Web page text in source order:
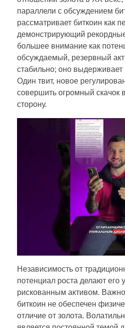
параллели с обсуждением
рассматривает биткоин как
демонстрирующий
большее внимание как
обсуждаемый, резервный
стабильно; оно выдерживает
Один твит, новое
совершить огромный скачок
сторону.
Независимость от
потенциал роста делают его
рискованным активом.
биткоин не обеспечен
отличие от золота.